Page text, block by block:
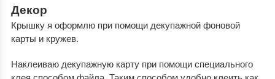
Декор
Крышку я оформлю при помощи декупажной фоновой
карты и кружев.
Наклеиваю декупажную карту при помощи специального